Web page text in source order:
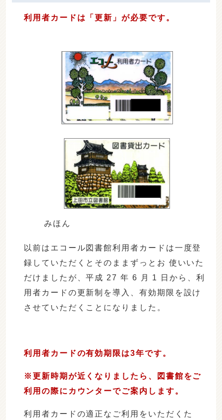
利用者カードは「更新」が必要です。
みほん
以前はエコール図書館利用者カードは一度登
録していただくとそのままずっとお 使いいた
だけましたが、平成 27 年 6 月 1 日から、利
用者カードの更新制を導入、有効期限を設け
させていただくことになりました。
利用者カードの有効期限は3年です。
※更新時期が近くなりましたら、図書館をご
利用の際にカウンターでご案内します。
利用者カードの適正なご利用をいただくた